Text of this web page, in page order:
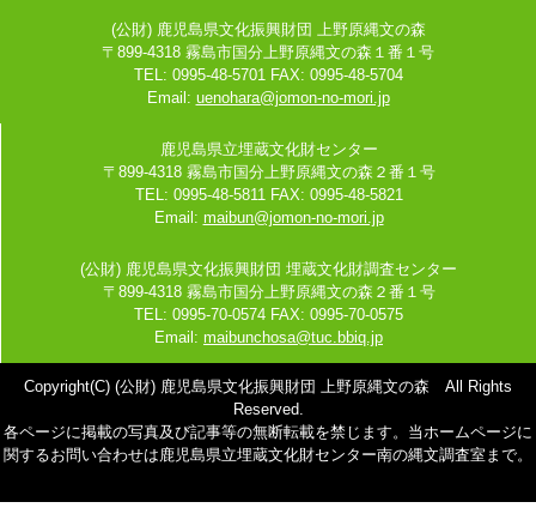
(公財) 鹿児島県文化振興財団 上野原縄文の森
〒899-4318 霧島市国分上野原縄文の森１番１号
TEL: 0995-48-5701 FAX: 0995-48-5704
Email: uenohara@jomon-no-mori.jp
鹿児島県立埋蔵文化財センター
〒899-4318 霧島市国分上野原縄文の森２番１号
TEL: 0995-48-5811 FAX: 0995-48-5821
Email: maibun@jomon-no-mori.jp
(公財) 鹿児島県文化振興財団 埋蔵文化財調査センター
〒899-4318 霧島市国分上野原縄文の森２番１号
TEL: 0995-70-0574 FAX: 0995-70-0575
Email: maibunchosa@tuc.bbiq.jp
Copyright(C) (公財) 鹿児島県文化振興財団 上野原縄文の森 All Rights
Reserved.
各ページに掲載の写真及び記事等の無断転載を禁じます。当ホームページに
関するお問い合わせは鹿児島県立埋蔵文化財センター南の縄文調査室まで。